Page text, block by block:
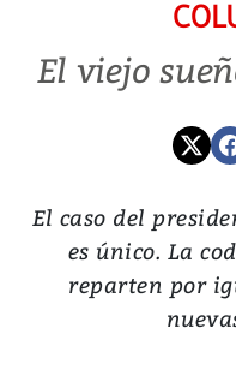
El viejo
El caso del
es único. La
reparten por